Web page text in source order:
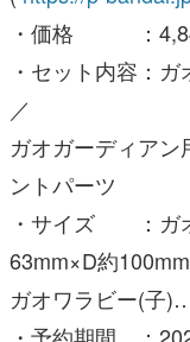
ガオガーディア
ントパーツ
・サイズ ：ガ
63mm×D約100mm
ガオワラビー(子
・予約期間 ：
し次第終了
・商品お届け：